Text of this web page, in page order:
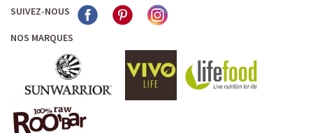
SUIVEZ-NOUS
NOS MARQUES